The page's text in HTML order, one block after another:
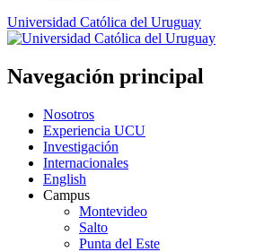
Universidad Católica del Uruguay
Navegación principal
Nosotros
Experiencia UCU
Investigación
Internacionales
English
Campus
Montevideo
Salto
Punta del Este